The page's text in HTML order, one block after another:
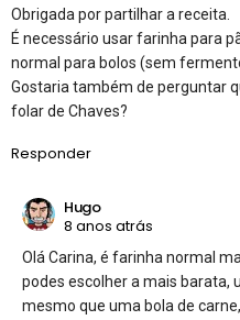
Obrigada por partilhar a receita.
É necessário usar farinha para
normal para bolos (sem
Gostaria também de perguntar
folar de Chaves?
Responder
Hugo
8 anos atrás
Olá Carina, é farinha normal
podes escolher a mais barata,
mesmo que uma bola de